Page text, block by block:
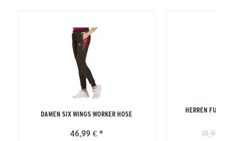
DAMEN SIX WINGS WORKER HOSE
46,99 € *
HERREN
19,99